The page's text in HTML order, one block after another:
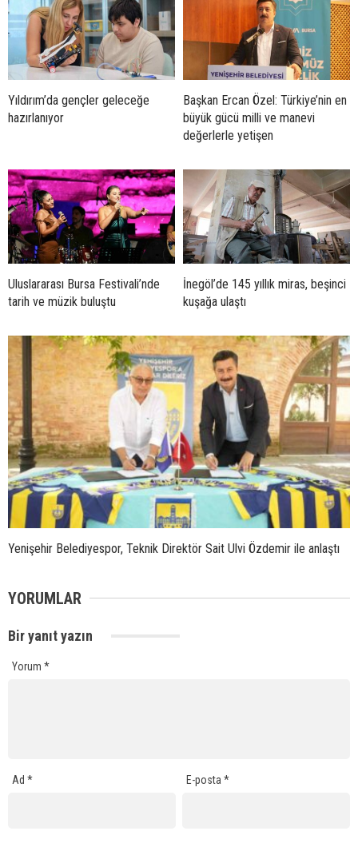
Yıldırım’da gençler geleceğe
hazırlanıyor
Başkan Ercan Özel: Türkiye’nin en
büyük gücü milli ve manevi
değerlerle yetişen
Uluslararası Bursa Festivali’nde
tarih ve müzik buluştu
İnegöl’de 145 yıllık miras, beşinci
kuşağa ulaştı
Yenişehir Belediyespor, Teknik Direktör Sait Ulvi Özdemir ile anlaştı
YORUMLAR
Bir yanıt yazın
Yorum *
Ad * E-posta*